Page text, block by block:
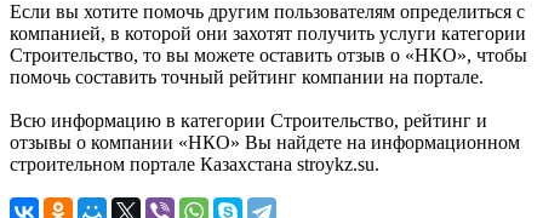
Если вы хотите помочь другим пользователям определиться с
компанией, в которой они захотят получить услуги категории
Строительство, то вы можете оставить отзыв о «НКО», чтобы
помочь составить точный рейтинг компании на портале.
Всю информацию в категории Строительство, рейтинг и
отзывы о компании «НКО» Вы найдете на информационном
строительном портале Казахстана stroykz.su.